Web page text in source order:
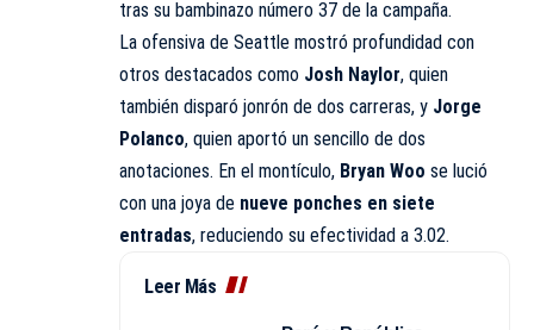
tras su bambinazo número 37 de la campaña.
La ofensiva de Seattle mostró profundidad con
otros destacados como Josh Naylor, quien
también disparó jonrón de dos carreras, y Jorge
Polanco, quien aportó un sencillo de dos
anotaciones. En el montículo, Bryan Woo se lució
con una joya de nueve ponches en siete
entradas, reduciendo su efectividad a 3.02.
Leer Más